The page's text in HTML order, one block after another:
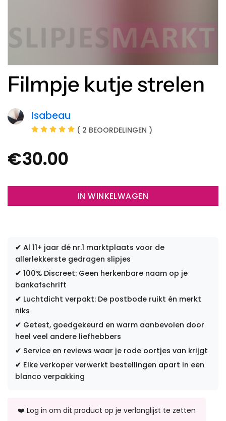
Filmpje kutje strelen
Isabeau
( 2 BEOORDELINGEN )
€30.00
IN WINKELWAGEN
✔ Al 11+ jaar dé nr.1 marktplaats voor de
allerlekkerste gedragen slipjes
✔ 100% Discreet: Geen herkenbare naam op je
bankafschrift
✔ Luchtdicht verpakt: De postbode ruikt én merkt
niks
✔ Getest, goedgekeurd en warm aanbevolen door
heel veel andere liefhebbers
✔ Service en reviews waar je rode oortjes van krijgt
✔ Elke verkoper verwerkt bestellingen apart in een
blanco verpakking